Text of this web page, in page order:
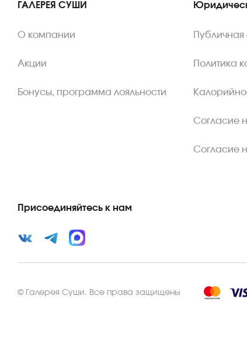
ГАЛЕРЕЯ СУШИ
О компании
Акции
Бонусы, программа лояльности
Политика
Согласие
Согласие
Присоединяйтесь к нам
© Галерея Суши. Все права защищены